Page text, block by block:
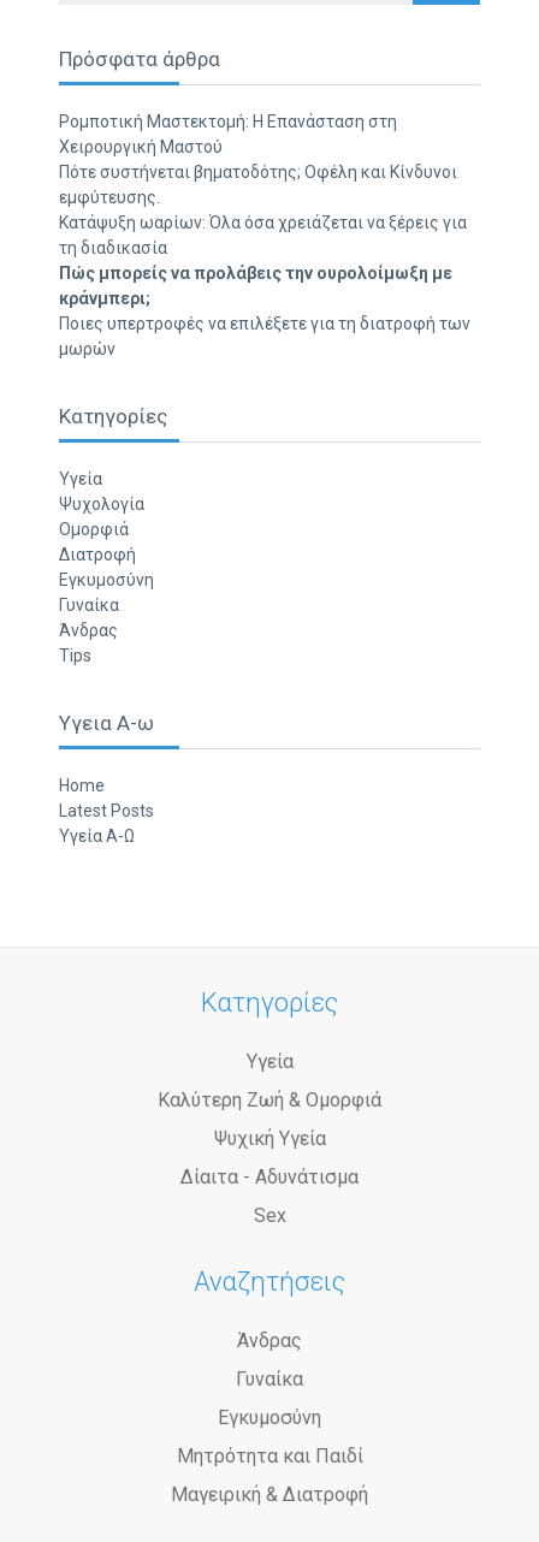
Πρόσφατα άρθρα
Ρομποτική Μαστεκτομή: Η Επανάσταση στη
Χειρουργική Μαστού
Πότε συστήνεται βηματοδότης; Οφέλη και Κίνδυνοι
εμφύτευσης.
Κατάψυξη ωαρίων: Όλα όσα χρειάζεται να ξέρεις για
τη διαδικασία
Πώς μπορείς να προλάβεις την ουρολοίμωξη με
κράνμπερι;
Ποιες υπερτροφές να επιλέξετε για τη διατροφή των
μωρών
Κατηγορίες
Υγεία
Ψυχολογία
Ομορφιά
Διατροφή
Εγκυμοσύνη
Γυναίκα
Άνδρας
Tips
Υγεια Α-ω
Home
Latest Posts
Υγεία Α-Ω
Κατηγορίες
Υγεία
Καλύτερη Ζωή & Ομορφιά
Ψυχική Υγεία
Δίαιτα - Αδυνάτισμα
Sex
Αναζητήσεις
Άνδρας
Γυναίκα
Εγκυμοσύνη
Μητρότητα και Παιδί
Μαγειρική & Διατροφή